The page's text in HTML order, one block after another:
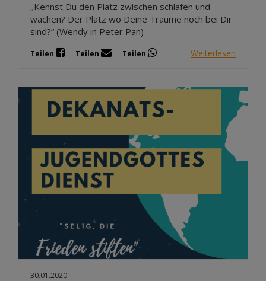
Apr 2026
Mär 2026
Jan 2026
Nov 2025
Sep 2025
„Kennst Du den Platz zwischen schlafen und
wachen? Der Platz wo Deine Träume noch bei Dir
sind?“ (Wendy in Peter Pan)
Teilen Teilen Teilen Weiterlesen
30.01.2020